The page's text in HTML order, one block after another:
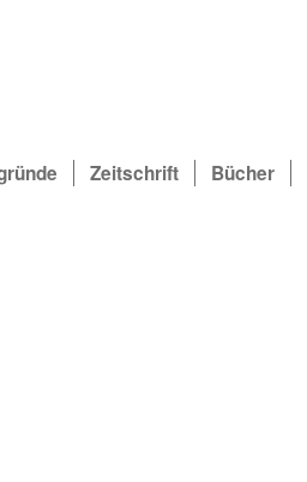
Zeitschrift Bücher